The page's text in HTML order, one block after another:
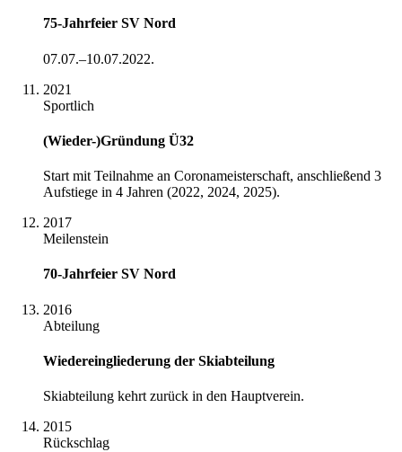
75-Jahrfeier SV Nord
07.07.–10.07.2022.
2021
Sportlich
(Wieder-)Gründung Ü32
Start mit Teilnahme an Coronameisterschaft, anschließend 3
Aufstiege in 4 Jahren (2022, 2024, 2025).
2017
Meilenstein
70-Jahrfeier SV Nord
2016
Abteilung
Wiedereingliederung der Skiabteilung
Skiabteilung kehrt zurück in den Hauptverein.
2015
Rückschlag